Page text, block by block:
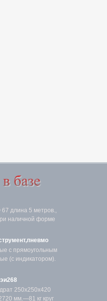
длина 5 метров.,
наличной форме
с прямоугольным
(с индикатором).
250х250х420
мм.—81 кг круг